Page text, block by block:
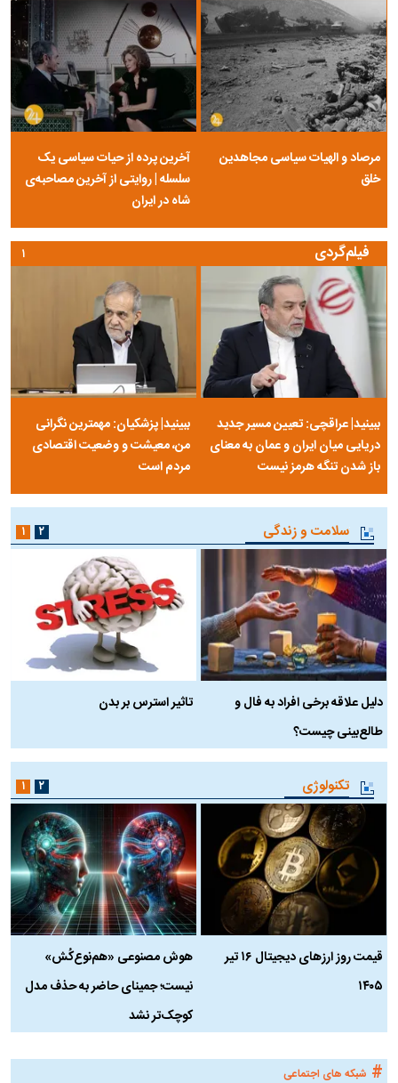
مرصاد و الهیات سیاسی مجاهدین
خلق
آخرین پرده از حیات سیاسی یک
سلسله | روایتی از آخرین مصاحبه‌ی
شاه در ایران
فیلم‌گردی
ببینید| عراقچی: تعیین مسیر جدید
دریایی میان ایران و عمان به معنای
باز شدن تنگه هرمز نیست
ببینید| پزشکیان: مهمترین نگرانی
من، معیشت و وضعیت اقتصادی
مردم است
۱
سلامت و زندگی
دلیل علاقه برخی افراد به فال و
طالع‌بینی چیست؟
تاثیر استرس بر بدن
۱ ۲
تکنولوژی
قیمت روز ارز‌های دیجیتال ۱۶ تیر
۱۴۰۵
هوش مصنوعی «هم‌نوع‌کُش»
نیست؛ جمینای حاضر به حذف مدل
کوچک‌تر نشد
۱ ۲
# شبکه های اجتماعی